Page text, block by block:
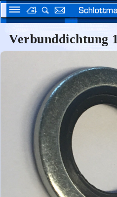
Verbunddichtung